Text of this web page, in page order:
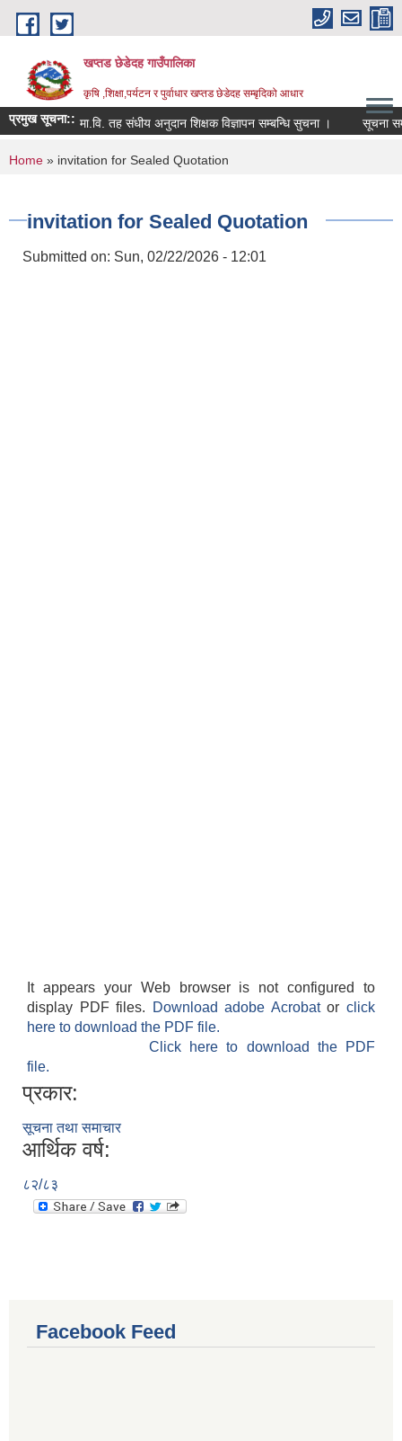
Skip to main content
खप्तड छेडेदह गाउँपालिका
कृषि ,शिक्षा,पर्यटन र पुर्वाधार खप्तड छेडेदह सम्बृदिको आधार
प्रमुख सूचना::मा.वि. तह संधीय अनुदान शिक्षक विज्ञापन सम्बन्धि सुचना । सूचना
You are here
Home » invitation for Sealed Quotation
invitation for Sealed Quotation
Submitted on: Sun, 02/22/2026 - 12:01
It appears your Web browser is not configured to
display PDF files.
Download adobe Acrobatorclick
here to download the PDF file.
Click here to download the PDF
file.
प्रकार:
सूचना तथा समाचार
आर्थिक वर्ष:
८२/८३
Facebook Feed